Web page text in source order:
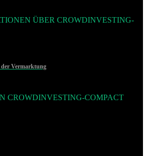
ÜBER CROWDINVESTING-
Vermarktung
CROWDINVESTING-COMPACT